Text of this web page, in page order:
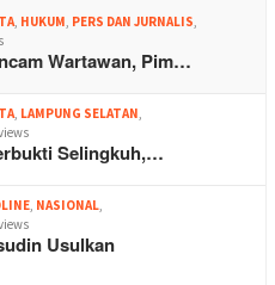
HUKUM PERS DAN JURNALIS
Wartawan, Pim…
LAMPUNG SELATAN
Selingkuh,…
NASIONAL
Usulkan